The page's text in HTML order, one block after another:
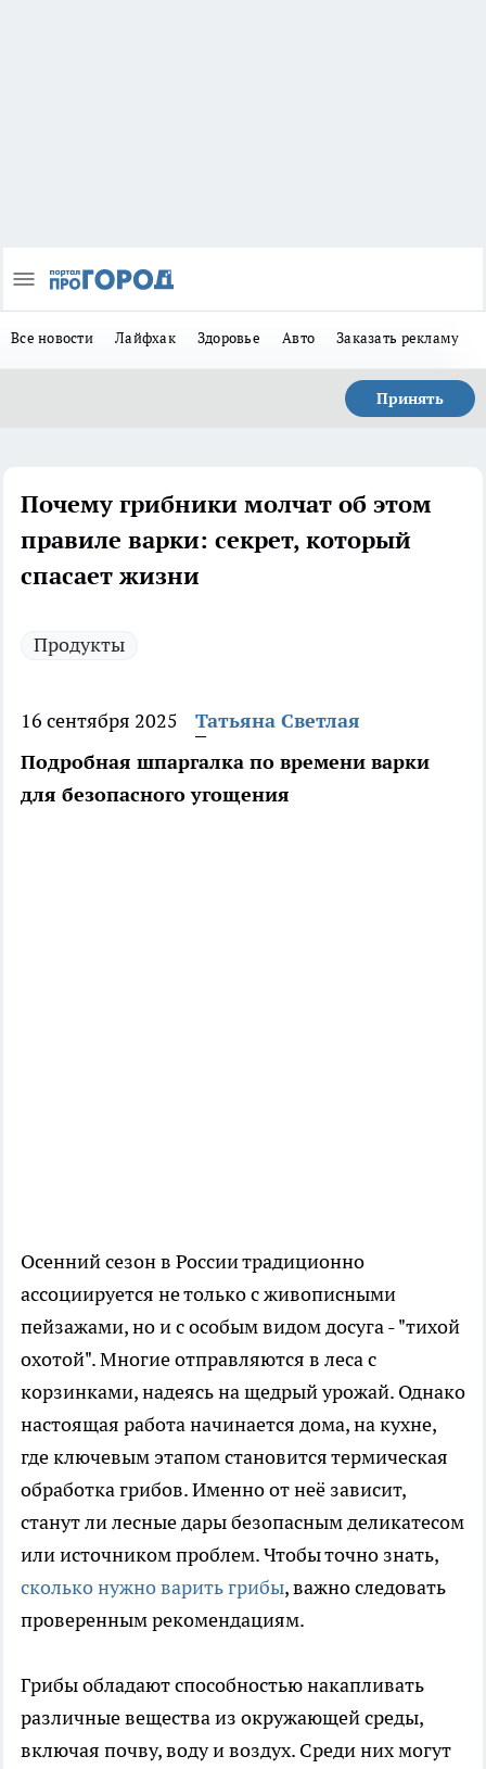
Все новости Лайфхак Здоровье Авто Заказать рекламу
Принять
Почему грибники молчат об этом
правиле варки: секрет, который
спасает жизни
Продукты
16 сентября 2025
Татьяна Светлая
Подробная шпаргалка по времени варки
для безопасного угощения
Осенний сезон в России традиционно
ассоциируется не только с живописными
пейзажами, но и с особым видом досуга - "тихой
охотой". Многие отправляются в леса с
корзинками, надеясь на щедрый урожай. Однако
настоящая работа начинается дома, на кухне,
где ключевым этапом становится термическая
обработка грибов. Именно от неё зависит,
станут ли лесные дары безопасным деликатесом
или источником проблем. Чтобы точно знать,
сколько нужно варить грибы, важно следовать
проверенным рекомендациям.
Грибы обладают способностью накапливать
различные вещества из окружающей среды,
включая почву, воду и воздух. Среди них могут